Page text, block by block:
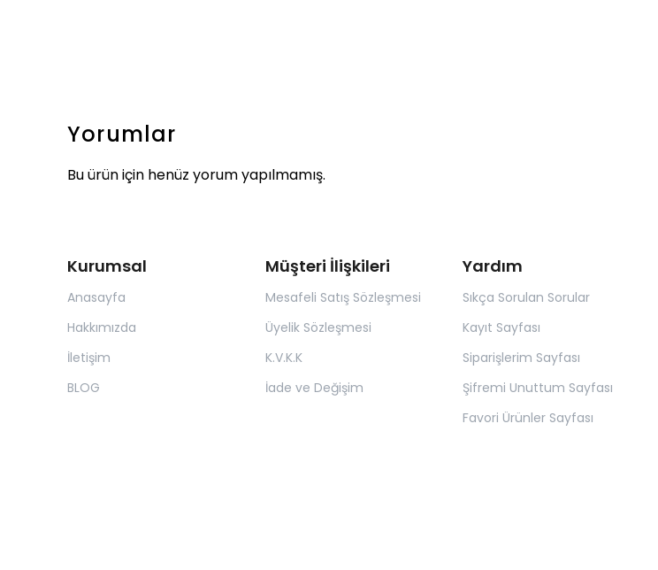
Yorumlar
Bu ürün için henüz yorum yapılmamış.
Kurumsal
Anasayfa
Hakkımızda
İletişim
BLOG
Müşteri İlişkileri
Mesafeli Satış Sözleşmesi
Üyelik Sözleşmesi
K.V.K.K
İade ve Değişim
Yardım
Sıkça Sorulan Sorular
Kayıt Sayfası
Siparişlerim Sayfası
Şifremi Unuttum Sayfası
Favori Ürünler Sayfası